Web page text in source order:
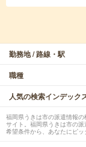
勤務地 / 路線・駅
職種
人気の検索インデック
福岡県うきは市の派遣情報
サイト。福岡県うきは市の
希望条件から、あなたにピッ